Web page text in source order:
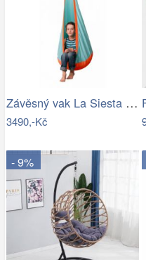
Závěsný vak La Siesta JOKI Outdoor - IN
3490,-Kč
- 9%